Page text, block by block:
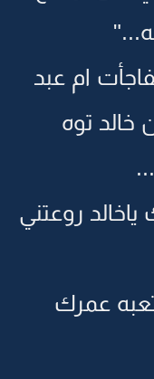
ام عبد
خالد توه
روعتني
عمرك